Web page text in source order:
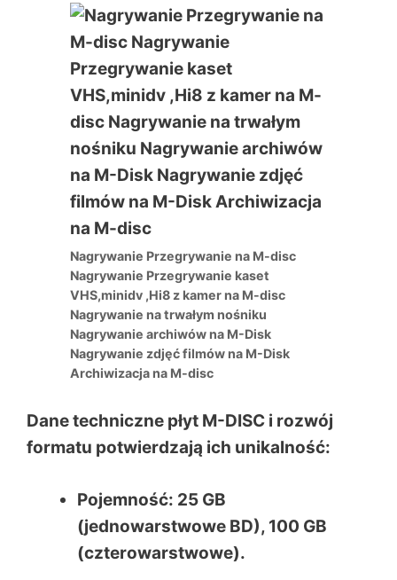
Nagrywanie Przegrywanie na M-disc
Nagrywanie Przegrywanie kaset
VHS,minidv ,Hi8 z kamer na M-disc
Nagrywanie na trwałym nośniku
Nagrywanie archiwów na M-Disk
Nagrywanie zdjęć filmów na M-Disk
Archiwizacja na M-disc
Dane techniczne płyt M-DISC i rozwój
formatu potwierdzają ich unikalność:
Pojemność: 25 GB
(jednowarstwowe BD), 100 GB
(czterowarstwowe).